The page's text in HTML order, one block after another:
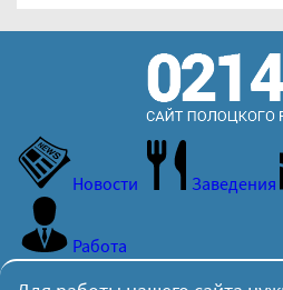
Новости Заведения
Работа